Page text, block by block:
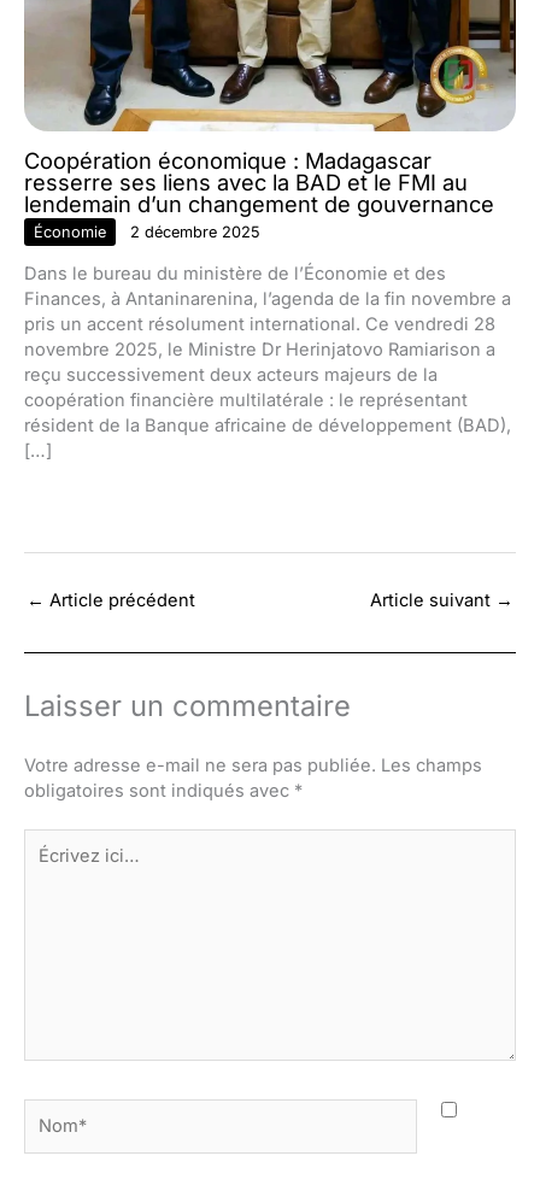
Coopération économique : Madagascar
resserre ses liens avec la BAD et le FMI au
lendemain d’un changement de gouvernance
Économie 2 décembre 2025
Dans le bureau du ministère de l’Économie et des
Finances, à Antaninarenina, l’agenda de la fin novembre a
pris un accent résolument international. Ce vendredi 28
novembre 2025, le Ministre Dr Herinjatovo Ramiarison a
reçu successivement deux acteurs majeurs de la
coopération financière multilatérale : le représentant
résident de la Banque africaine de développement (BAD),
[…]
← Article précédent Article suivant →
Laisser un commentaire
Votre adresse e-mail ne sera pas publiée. Les champs
obligatoires sont indiqués avec *
Écrivez
ici…